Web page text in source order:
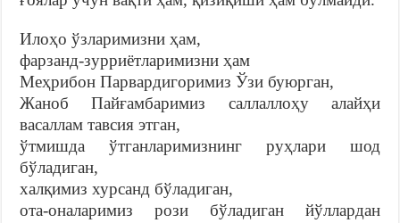
Илоҳо ўзларимизни ҳам,
фарзанд-зурриётларимизни ҳам
Меҳрибон Парвардигоримиз Ўзи буюрган,
Жаноб Пайғамбаримиз саллаллоҳу алайҳи
васаллам тавсия этган,
ўтмишда ўтганларимизнинг руҳлари шод
бўладиган,
халқимиз хурсанд бўладиган,
ота-оналаримиз рози бўладиган йўллардан